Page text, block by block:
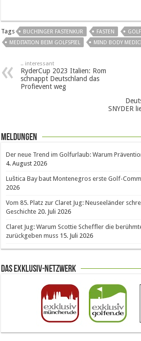
Tags BUCHINGER FASTENKUR FASTEN
MEDITATION BEIM GOLFSPIEL
MIND BODY
.. interessant
RyderCup 2023 Italien: Rom
schnappt Deutschland das
Profievent weg
SNYDER
Meldungen
Der neue Trend im Golfurlaub: Warum
4. August 2026
Luštica Bay baut Montenegros erste Golf-
2026
Vom 85. Platz zur Claret Jug: Neuseeländer
Geschichte 20. Juli 2026
Claret Jug: Warum Scottie Scheffler die
zurückgeben muss 15. Juli 2026
Das Exklusiv-Netzwerk